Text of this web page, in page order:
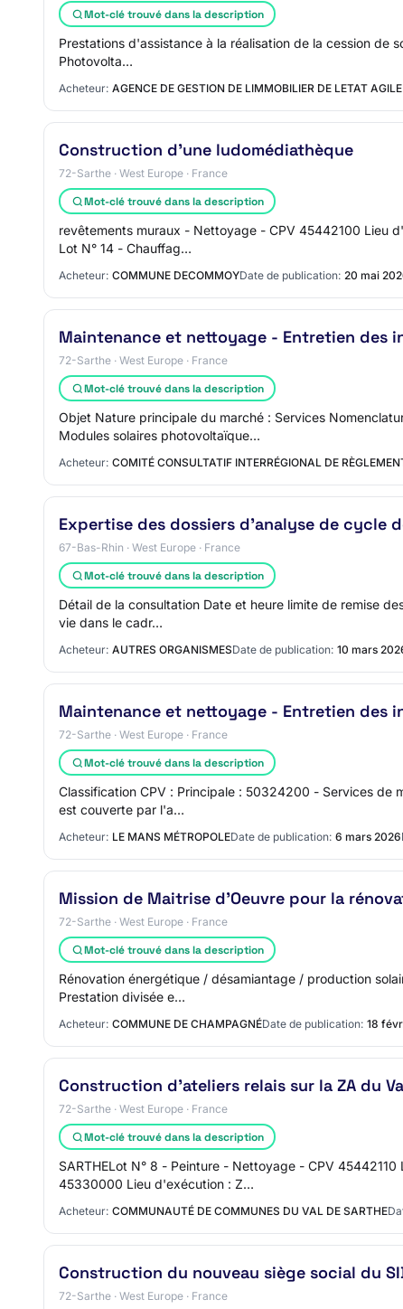
Mot-clé trouvé dans la description
Prestations d'assistance à la réalisation de la cession de
Photovolta…
Acheteur: AGENCE DE GESTION DE LIMMOBILIER DE LETAT
Construction d'une ludomédiathèque
72-Sarthe · West Europe · France
Mot-clé trouvé dans la description
revêtements muraux - Nettoyage - CPV 45442100 Lieu
Lot N° 14 - Chauffag…
Acheteur: COMMUNE DECOMMOYDate de publication: 20 mai
Maintenance et nettoyage - Entretien des
72-Sarthe · West Europe · France
Mot-clé trouvé dans la description
Objet Nature principale du marché : Services
Modules solaires photovoltaïque…
Acheteur: COMITÉ CONSULTATIF INTERRÉGIONAL DE
Expertise des dossiers d’analyse de cycle
67-Bas-Rhin · West Europe · France
Mot-clé trouvé dans la description
Détail de la consultation Date et heure limite de remise
vie dans le cadr…
Acheteur: AUTRES ORGANISMESDate de publication: 10 mars
Maintenance et nettoyage - Entretien des
72-Sarthe · West Europe · France
Mot-clé trouvé dans la description
Classification CPV : Principale : 50324200 - Services
est couverte par l'a…
Acheteur: LE MANS MÉTROPOLEDate de publication: 6 mars 2026
Mission de Maitrise d'Oeuvre pour la
72-Sarthe · West Europe · France
Mot-clé trouvé dans la description
Rénovation énergétique / désamiantage / production
Prestation divisée e…
Acheteur: COMMUNE DE CHAMPAGNÉDate de publication: 18
Construction d'ateliers relais sur la ZA du
72-Sarthe · West Europe · France
Mot-clé trouvé dans la description
SARTHELot N° 8 - Peinture - Nettoyage - CPV
45330000 Lieu d'exécution : Z…
Acheteur: COMMUNAUTÉ DE COMMUNES DU VAL DE SARTHE
Construction du nouveau siège social du
72-Sarthe · West Europe · France